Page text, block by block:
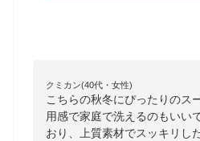
クミカン(40代・女性)
こちらの秋冬にぴったりのス
用感で家庭で洗えるのもいい
おり、上質素材でスッキリし